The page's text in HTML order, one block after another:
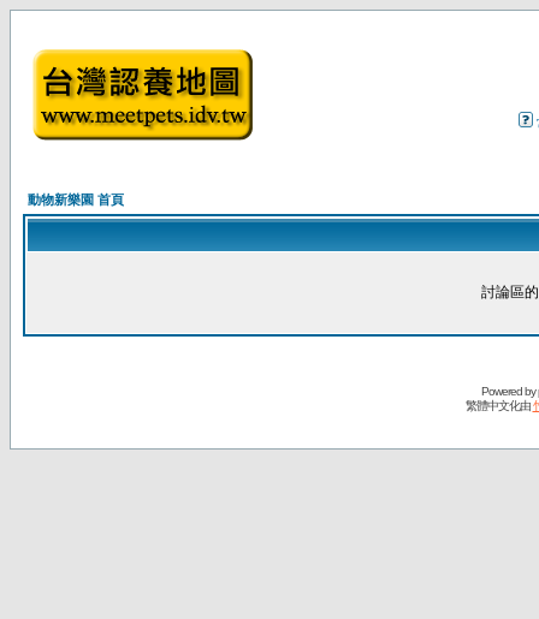
動物新樂園 首頁
討論區
Powered by
繁體中文化由